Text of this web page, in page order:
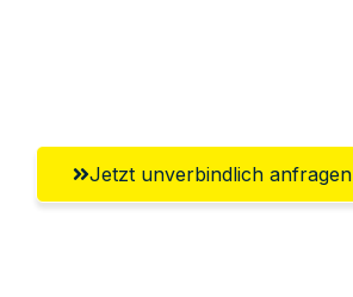
Jetzt unverbindlich anfragen